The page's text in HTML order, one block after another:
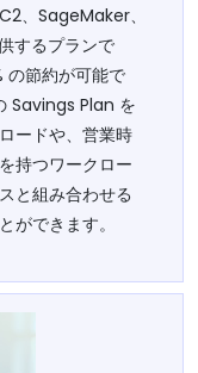
、SageMaker、
するプランで
の節約が可能で
Savings Plan を
ードや、営業時
持つワークロー
と組み合わせる
ができます。